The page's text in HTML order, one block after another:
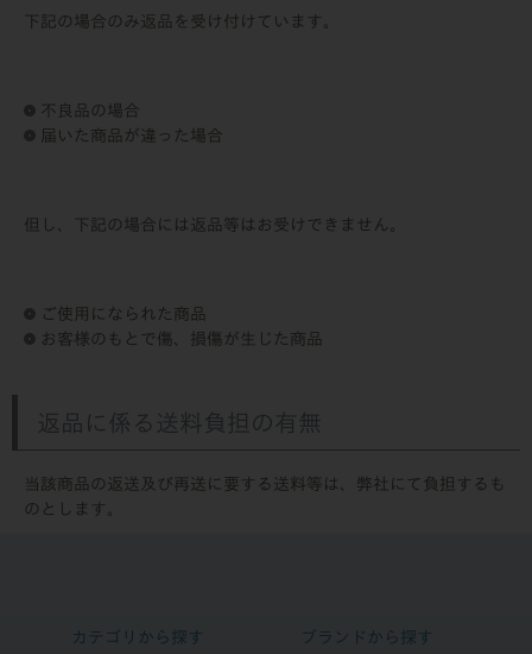
下記の場合のみ返品を受け付けています。
不良品の場合
届いた商品が違った場合
但し、下記の場合には返品等はお受けできません。
ご使用になられた商品
お客様のもとで傷、損傷が生じた商品
返品に係る送料負担の有無
当該商品の返送及び再送に要する送料等は、弊社にて負担するも
のとします。
カテゴリから探す ブランドから探す